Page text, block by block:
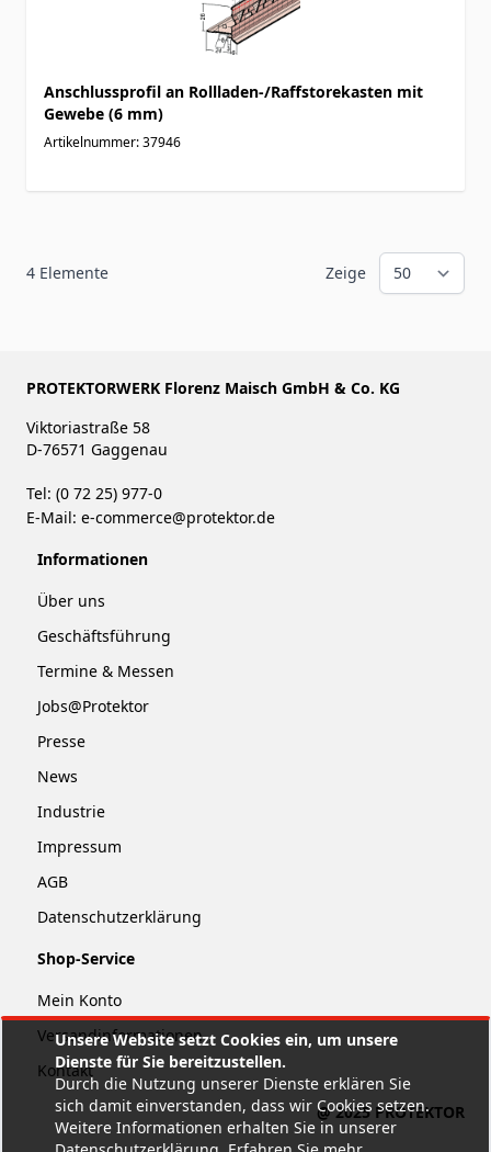
Unsere Website setzt Cookies ein, um unsere
Dienste für Sie bereitzustellen.
Durch die Nutzung unserer Dienste erklären Sie
sich damit einverstanden, dass wir Cookies setzen.
Weitere Informationen erhalten Sie in unserer
Anschlussprofil an Rollladen-/Raffstorekasten mit
Gewebe (6 mm)
Artikelnummer: 37946
4 Elemente Zeige
PROTEKTORWERK Florenz Maisch GmbH & Co. KG
Viktoriastraße 58
D-76571 Gaggenau
Tel: (0 72 25) 977-0
E-Mail: e-commerce@protektor.de
Informationen
Über uns
Geschäftsführung
Termine & Messen
Jobs@Protektor
Presse
News
Industrie
Impressum
AGB
Datenschutzerklärung
Shop-Service
Mein Konto
Versandinformationen
Kontakt
@ 2025 PROTEKTOR